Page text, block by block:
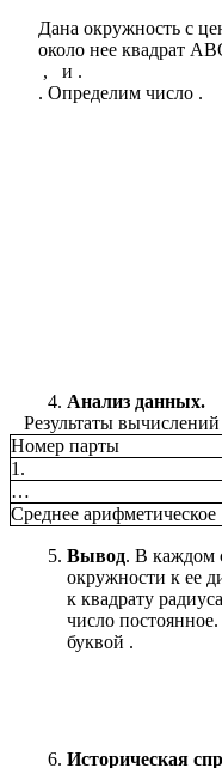
Дана окружность с
около нее квадрат
, и .
. Определим число .
Анализ данных.
Результаты вычислений
Номер парты
1.
…
Среднее арифметическое
Вывод. В каждом
окружности к ее
к квадрату
число
буквой .
Историческая